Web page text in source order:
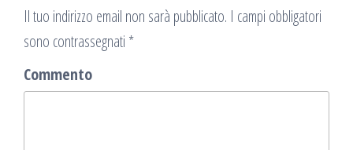
Il tuo indirizzo email non sarà pubblicato. I campi obbligatori
sono contrassegnati *
Commento